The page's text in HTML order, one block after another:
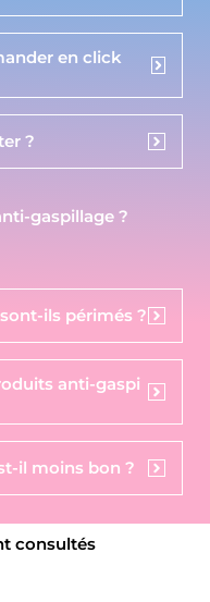
en click
?
gaspillage ?
ils périmés ?
anti-gaspi
il moins bon ?
consultés